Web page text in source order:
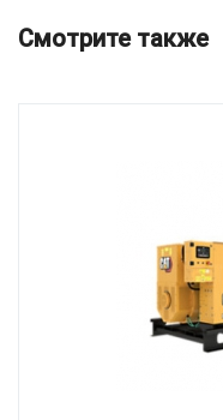
Смотрите также